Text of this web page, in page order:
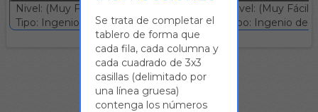
Nivel: (Muy Fácil)
Tipo: Ingenio deductivo :: Gratuito
Nivel: (Muy Fácil)
Tipo: Ingenio
Se trata de completar el
tablero de forma que
cada fila, cada columna y
cada cuadrado de 3x3
casillas (delimitado por
una línea gruesa)
contenga los números